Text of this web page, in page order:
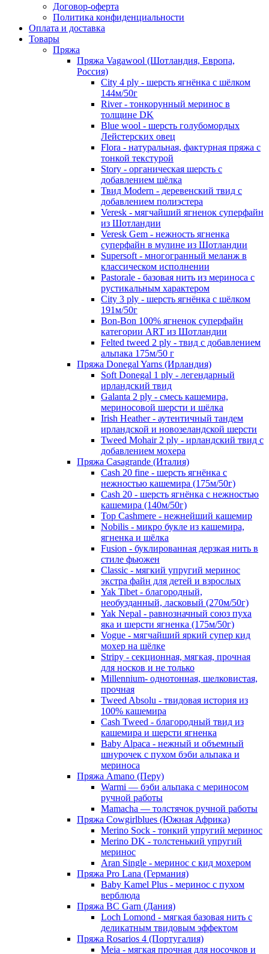
Договор-оферта
Политика конфиденциальности
Оплата и доставка
Товары
Пряжа
Пряжа Vagawool (Шотландия, Европа,
Россия)
City 4 ply - шерсть ягнёнка с шёлком
144м/50г
River - тонкорунный меринос в
толщине DK
Blue wool - шерсть голубомордых
Лейстерских овец
Flora - натуральная, фактурная пряжа с
тонкой текстурой
Story - органическая шерсть с
добавлением шёлка
Твид Modern - деревенский твид с
добавлением полиэстера
Veresk - мягчайший ягненок суперфайн
из Шотландии
Veresk Gem - нежность ягненка
суперфайн в мулине из Шотландии
Supersoft - многогранный меланж в
классическом исполнении
Pastorale - базовая нить из мериноса с
рустикальным характером
City 3 ply - шерсть ягнёнка с шёлком
191м/50г
Bon-Bon 100% ягненок суперфайн
категории ART из Шотландии
Felted tweed 2 ply - твид с добавлением
альпака 175м/50 г
Пряжа Donegal Yarns (Ирландия)
Soft Donegal 1 ply - легендарный
ирландский твид
Galanta 2 ply - смесь кашемира,
мериносовой шерсти и шёлка
Irish Heather - аутентичный тандем
ирландской и новозеландской шерсти
Tweed Mohair 2 ply - ирландский твид с
добавлением мохера
Пряжа Casagrande (Италия)
Cash 20 fine - шерсть ягнёнка с
нежностью кашемира (175м/50г)
Cash 20 - шерсть ягнёнка с нежностью
кашемира (140м/50г)
Top Cashmere - нежнейший кашемир
Nobilis - микро букле из кашемира,
ягненка и шёлка
Fusion - буклированная дерзкая нить в
стиле фьюжен
Classic - мягкий упругий меринос
экстра файн для детей и взрослых
Yak Tibet - благородный,
необузданный, ласковый (270м/50г)
Yak Nepal - равнозначный союз пуха
яка и шерсти ягненка (175м/50г)
Vogue - мягчайший яркий супер кид
мохер на шёлке
Stripy - секционная, мягкая, прочная
для носков и не только
Millennium- однотонная, шелковистая,
прочная
Tweed Absolu - твидовая история из
100% кашемира
Cash Tweed - благородный твид из
кашемира и шерсти ягненка
Baby Alpaca - нежный и объемный
шнурочек с пухом бэби альпака и
мериноса
Пряжа Amano (Перу)
Warmi — бэби альпака с мериносом
ручной работы
Mamacha — толстячок ручной работы
Пряжа Cowgirlblues (Южная Африка)
Merino Sock - тонкий упругий меринос
Merino DK - толстенький упругий
меринос
Aran Single - меринос с кид мохером
Пряжа Pro Lana (Германия)
Baby Kamel Plus - меринос с пухом
верблюда
Пряжа BC Garn (Дания)
Loch Lomond - мягкая базовая нить с
деликатным твидовым эффектом
Пряжа Rosarios 4 (Португалия)
Meia - мягкая прочная для носочков и